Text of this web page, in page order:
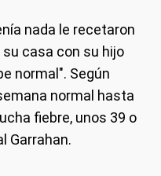
nada le recetaron
casa con su hijo
normal". Según
normal hasta
fiebre, unos 39 o
Garrahan.